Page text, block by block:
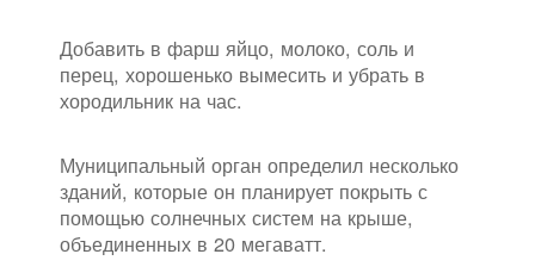
Добавить в фарш яйцо, молоко, соль и
перец, хорошенько вымесить и убрать в
хородильник на час.
Муниципальный орган определил несколько
зданий, которые он планирует покрыть с
помощью солнечных систем на крыше,
объединенных в 20 мегаватт.